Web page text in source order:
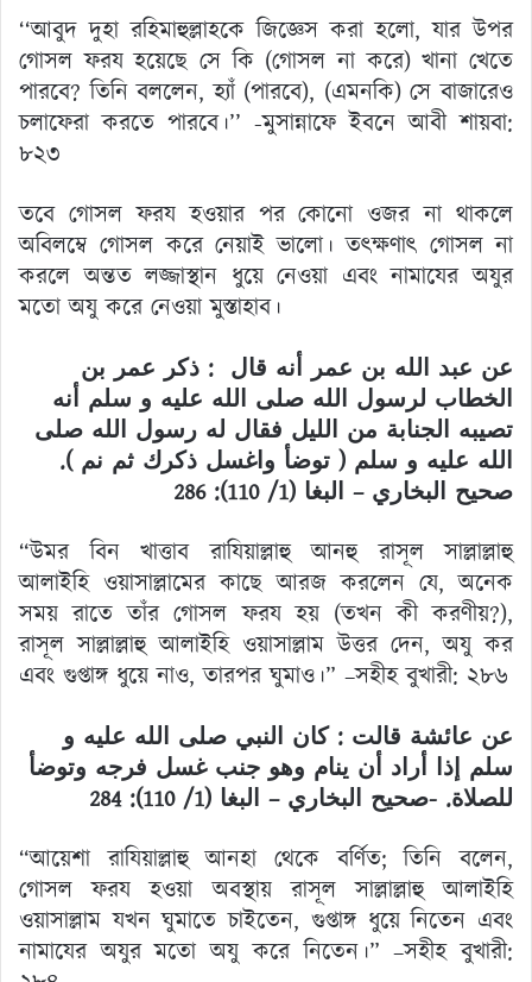
‘‘আবুদ দুহা রহিমাহুল্লাহকে জিজ্ঞেস করা হলো, যার উপর
গোসল ফরয হয়েছে সে কি (গোসল না করে) খানা খেতে
পারবে? তিনি বললেন, হ্যাঁ (পারবে), (এমনকি) সে বাজারেও
চলাফেরা করতে পারবে।’’ -মুসান্নাফে ইবনে আবী শায়বা:
৮২৩
তবে গোসল ফরয হওয়ার পর কোনো ওজর না থাকলে
অবিলম্বে গোসল করে নেয়াই ভালো। তৎক্ষণাৎ গোসল না
করলে অন্তত লজ্জাস্থান ধুয়ে নেওয়া এবং নামাযের অযুর
মতো অযু করে নেওয়া মুস্তাহাব।
عن عبد الله بن عمر أنه قال : ذكر عمر بن
الخطاب لرسول الله صلى الله عليه و سلم أنه
تصيبه الجنابة من الليل فقال له رسول الله صلى
الله عليه و سلم ( توضأ واغسل ذكرك ثم نم ).
صحيح البخاري – البغا (1/ 110): 286
“উমর বিন খাত্তাব রাযিয়াল্লাহু আনহু রাসূল সাল্লাল্লাহু
আলাইহি ওয়াসাল্লামের কাছে আরজ করলেন যে, অনেক
সময় রাতে তাঁর গোসল ফরয হয় (তখন কী করণীয়?),
রাসূল সাল্লাল্লাহু আলাইহি ওয়াসাল্লাম উত্তর দেন, অযু কর
এবং গুপ্তাঙ্গ ধুয়ে নাও, তারপর ঘুমাও।” –সহীহ বুখারী: ২৮৬
عن عائشة قالت : كان النبي صلى الله عليه و
سلم إذا أراد أن ينام وهو جنب غسل فرجه وتوضأ
للصلاة. -صحيح البخاري – البغا (1/ 110): 284
“আয়েশা রাযিয়াল্লাহু আনহা থেকে বর্ণিত; তিনি বলেন,
গোসল ফরয হওয়া অবস্থায় রাসূল সাল্লাল্লাহু আলাইহি
ওয়াসাল্লাম যখন ঘুমাতে চাইতেন, গুপ্তাঙ্গ ধুয়ে নিতেন এবং
নামাযের অযুর মতো অযু করে নিতেন।” –সহীহ বুখারী: